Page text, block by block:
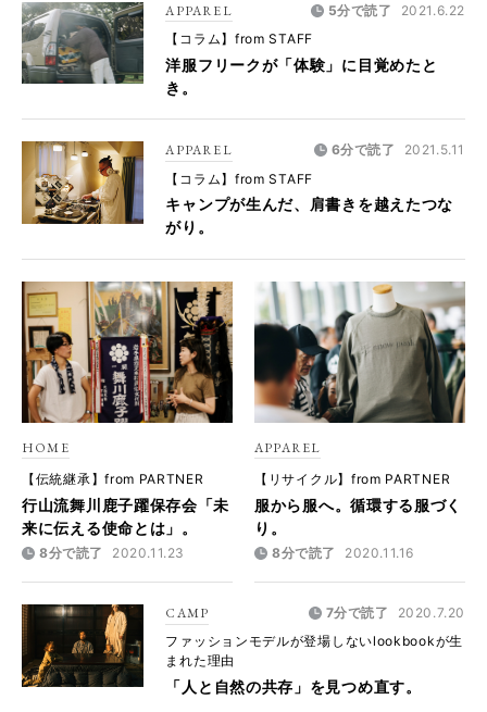
APPAREL 5分で読了
2021.6.22
【コラム】from STAFF
洋服フリークが「体験」に目覚めたと
き。
APPAREL 6分で読了
2021.5.11
【コラム】from STAFF
キャンプが生んだ、肩書きを越えたつな
がり。
HOME
【伝統継承】from PARTNER
行山流舞川鹿子躍保存会「未
来に伝える使命とは」。
8分で読了 2020.11.23
APPAREL
【リサイクル】from PARTNER
服から服へ。循環する服づく
り。
8分で読了 2020.11.16
CAMP 7分で読了
2020.7.20
ファッションモデルが登場しないlookbookが生
まれた理由
「人と自然の共存」を見つめ直す。